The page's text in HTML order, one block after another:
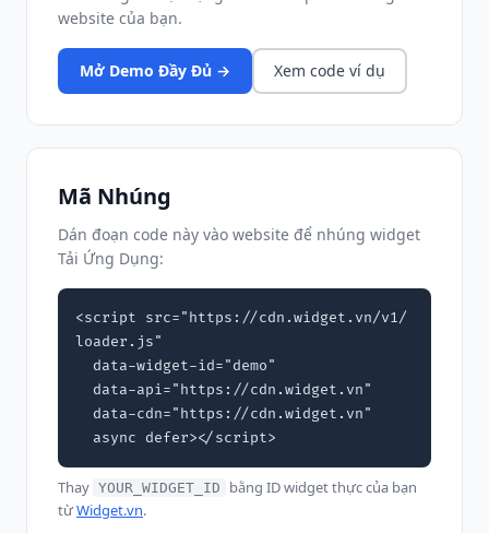
website của bạn.
Mở Demo Đầy Đủ → Xem code ví dụ
Mã Nhúng
Dán đoạn code này vào website để nhúng widget
Tải Ứng Dụng:
<script src="https://cdn.widget.vn/v1/
loader.js"
  async defer></script>
Thay YOUR_WIDGET_ID
bằng ID widget thực của bạn
từWidget.vn.